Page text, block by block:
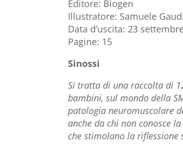
Editore: Biogen
Illustratore: Samuele
Data d’uscita: 23
Pagine: 15
Sinossi
Si tratta di una raccolta di
bambini, sul mondo della
patologia neuromuscolare
anche da chi non conosce
che stimolano la riflessione